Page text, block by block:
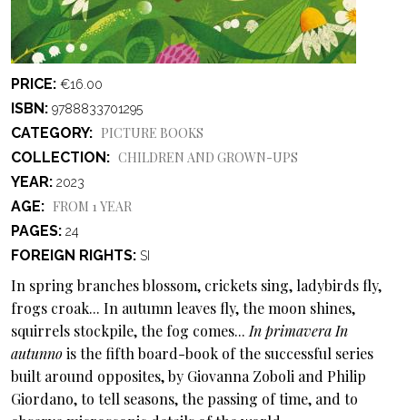
PRICE €16.00
ISBN 9788833701295
CATEGORY
PICTURE BOOKS
COLLECTION
CHILDREN AND GROWN-UPS
YEAR 2023
AGE
FROM 1 YEAR
PAGES 24
FOREIGN RIGHTS SI
In spring branches blossom, crickets sing, ladybirds fly,
frogs croak... In autumn leaves fly, the moon shines,
squirrels stockpile, the fog comes...In primavera In
autunnois the fifth board-book of the successful series
built around opposites, by Giovanna Zoboli and Philip
Giordano, to tell seasons, the passing of time, and to